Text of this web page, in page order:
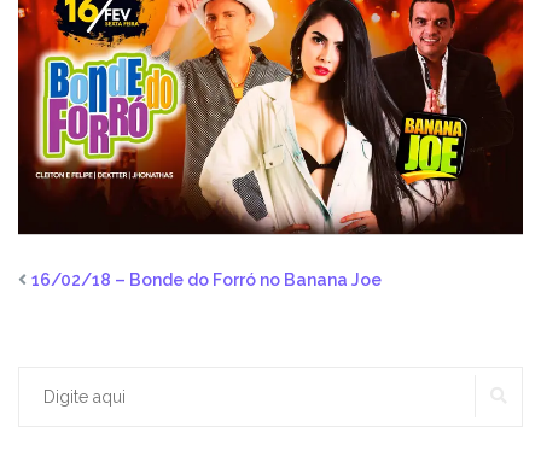
16/02/18 – Bonde do Forró no Banana Joe
Procurar: